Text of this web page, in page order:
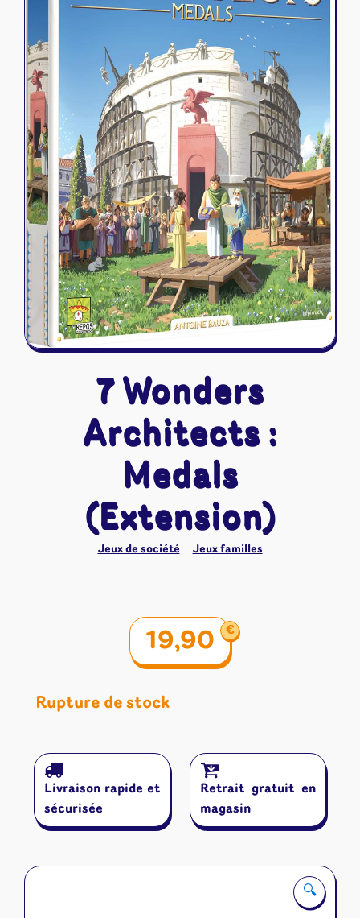
Naruto Mythos
Autres
Tapis de jeu
🔍
7 Wonders
Architects :
Medals
(Extension)
Jeux de société Jeux familles
19,90 €
Rupture de stock
Livraison rapide et
sécurisée
Retrait gratuit en
magasin